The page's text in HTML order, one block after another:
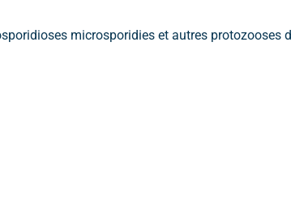
microsporidies et autres protozooses